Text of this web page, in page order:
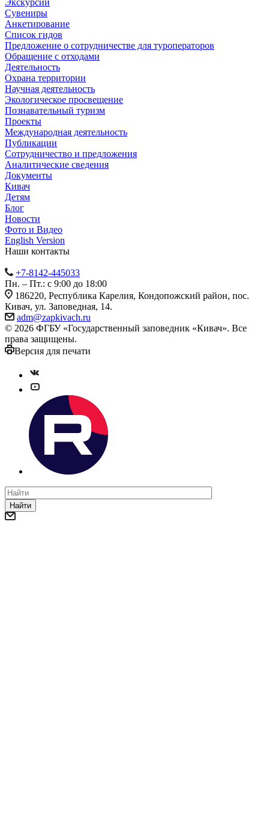
Сувениры
Анкетирование
Список гидов
Предложение о сотрудничестве для туроператоров
Обращение с отходами
Деятельность
Охрана территории
Научная деятельность
Экологическое просвещение
Познавательный туризм
Проекты
Международная деятельность
Публикации
Сотрудничество и предложения
Аналитические сведения
Документы
Кивач
Детям
Блог
Новости
Фото и Видео
English Version
Наши контакты
+7-8142-445033
Пн. – Пт.: с 9:00 до 18:00
186220, Республика Карелия, Кондопожский район, пос.
Кивач, ул. Заповедная, 14.
adm@zapkivach.ru
© 2026 ФГБУ «Государственный заповедник «Кивач». Все
права защищены.
Версия для печати
Найти